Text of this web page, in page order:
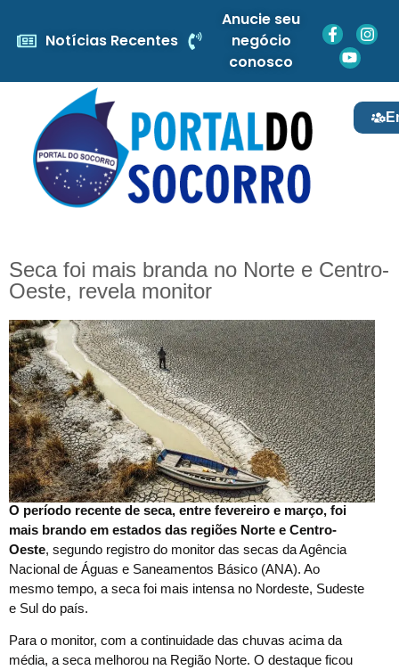
Notícias Recentes
Anucie seu
negócio
conosco
Seca foi mais branda no Norte e Centro-
Oeste, revela monitor
O período recente de seca, entre fevereiro e março, foi
mais brando em estados das regiões Norte e Centro-
Oeste, segundo registro do monitor das secas da Agência
Nacional de Águas e Saneamentos Básico (ANA). Ao
mesmo tempo, a seca foi mais intensa no Nordeste, Sudeste
e Sul do país.
Para o monitor, com a continuidade das chuvas acima da
média, a seca melhorou na Região Norte. O destaque ficou